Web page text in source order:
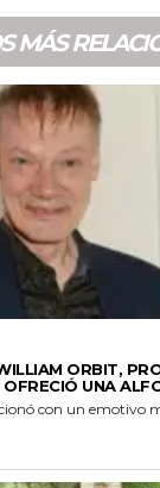
MÁS
ORBIT,
OFRECIÓ UNA
con un emotivo